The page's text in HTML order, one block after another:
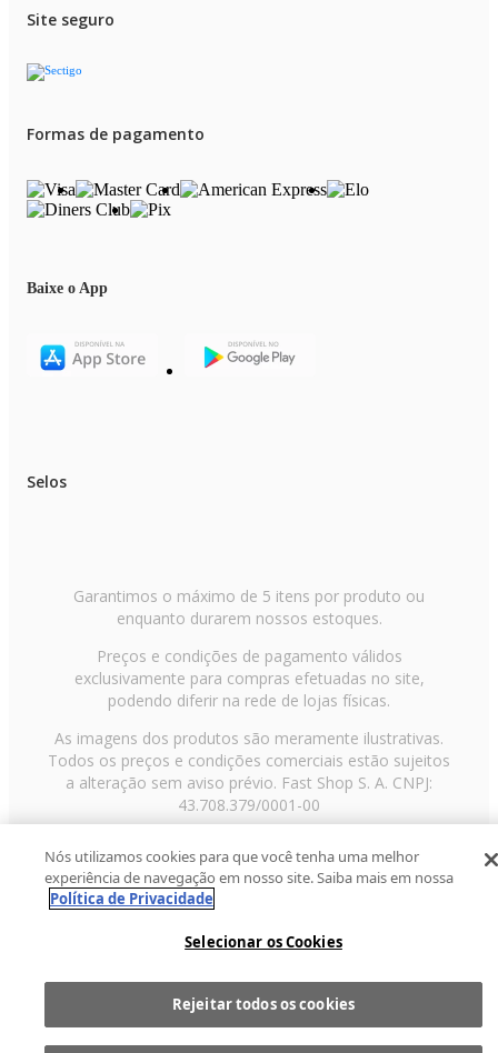
Site seguro
Formas de pagamento
Baixe o App
Selos
Garantimos o máximo de 5 itens por produto ou
enquanto durarem nossos estoques.
Preços e condições de pagamento válidos
exclusivamente para compras efetuadas no site,
podendo diferir na rede de lojas físicas.
As imagens dos produtos são meramente ilustrativas.
Todos os preços e condições comerciais estão sujeitos
a alteração sem aviso prévio. Fast Shop S. A. CNPJ:
43.708.379/0001-00
Paulo/SP, CEP 02029-001, Telefone: 11 3003-3728 ©
2013 Fast Shop - Todos os direitos reservadosRF
Nós utilizamos cookies para que você tenha uma melhor
experiência de navegação em nosso site. Saiba mais em nossa
Política de Privacidade
Selecionar os Cookies
Rejeitar todos os cookies